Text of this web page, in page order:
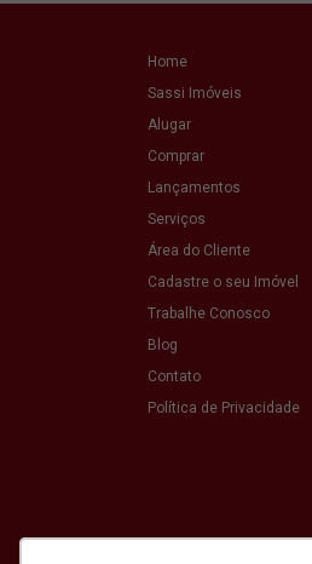
Home
Sassi Imóveis
Alugar
Comprar
Lançamentos
Serviços
Área do Cliente
Cadastre o seu Imóvel
Trabalhe Conosco
Blog
Contato
Política de Privacidade